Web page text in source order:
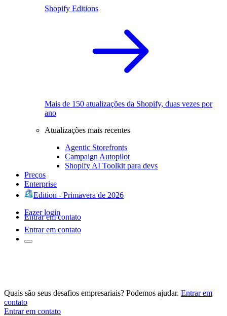
Shopify Editions
Mais de 150 atualizações da Shopify, duas vezes por
ano
Atualizações mais recentes
Agentic Storefronts
Campaign Autopilot
Shopify AI Toolkit para devs
Preços
Enterprise
Edition - Primavera de 2026
Fazer login
Entrar em contato
Entrar em contato
Quais são seus desafios empresariais? Podemos ajudar. Entrar em
contato
Entrar em contato